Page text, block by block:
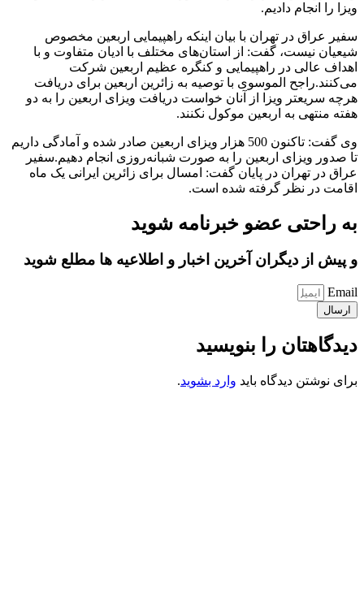
ویزا را انجام دادیم.
سفیر عراق در تهران با بیان اینکه راهپیمایی اربعین مخصوص
شیعیان نیست، گفت: از استان‌های مختلف با ادیان متفاوت و با
اهداف عالی در راهپیمایی و کنگره عظیم اربعین شرکت
می‌کنند.راجح الموسوی با توصیه به زائرین اربعین برای دریافت
هرچه سریعتر ویزا از آنان خواست دریافت ویزای اربعین را به دو
هفته منتهی به اربعین موکول نکنند.
وی گفت: تاکنون 500 هزار ویزای اربعین صادر شده و آمادگی داریم
تا صدور ویزای اربعین را به صورت شبانه‌روزی انجام دهیم.سفیر
عراق در تهران در پایان گفت: امسال برای زائرین ایرانی یک ماه
اقامت در نظر گرفته شده است.
به راحتی عضو خبرنامه شوید
و پیش از دیگران آخرین اخبار و اطلاعیه ها مطلع شوید
Email
ارسال
دیدگاهتان را بنویسید
برای نوشتن دیدگاه باید وارد بشوید.